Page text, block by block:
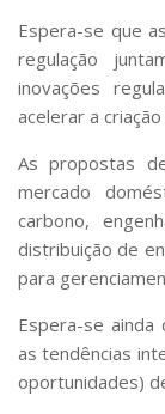
Espera-se que
regulação
inovações
acelerar a
As propostas
mercado
carbono,
distribuição de
para
Espera-se
as tendências
oportunidades)